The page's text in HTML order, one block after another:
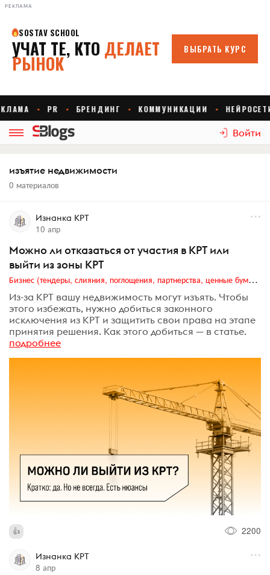
РЕКЛАМА
Войти
изъятие недвижимости
0 материалов
Изнанка КРТ
10 апр
Можно ли отказаться от участия в КРТ или
выйти из зоны КРТ
Бизнес (тендеры, слияния, поглощения, партнерства, ценные бумаги, акционеры, финансы и отчетность)
Из-за КРТ вашу недвижимость могут изъять. Чтобы
этого избежать, нужно добиться законного
исключения из КРТ и защитить свои права на этапе
принятия решения. Как этого добиться — в статье.
подробнее
2200
Изнанка КРТ
8 апр